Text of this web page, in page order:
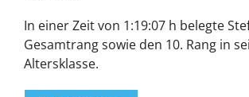
In einer Zeit von 1:19:07 h belegte
Gesamtrang sowie den 10. Rang in
Altersklasse.